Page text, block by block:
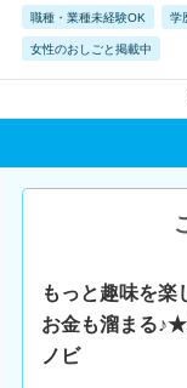
職種・業種未経験OK 学
女性のおしごと掲載中
もっと趣味を楽
お金も溜まる
ノビ